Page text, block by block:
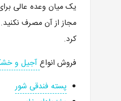
یک میان وعده عالی
مجاز از آن مصرف
کرد.
فروش انواعآجیل و
پسته فندقی شور